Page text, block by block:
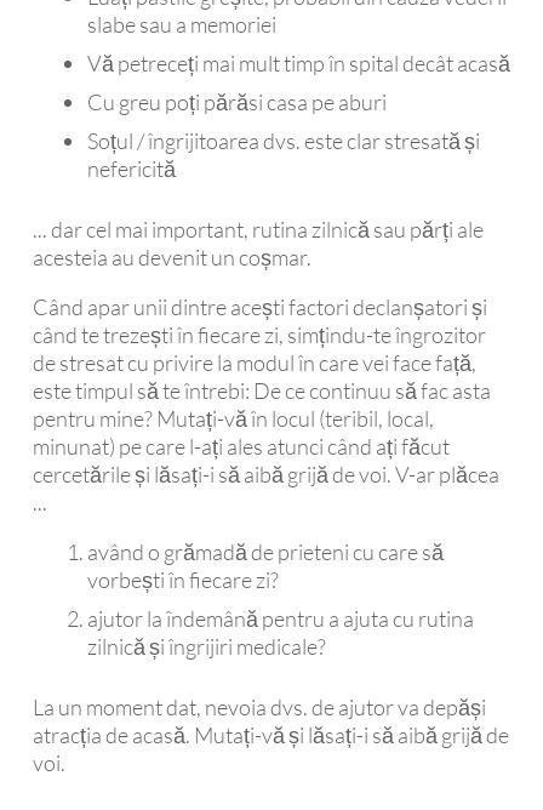
slabe sau a memoriei
Vă petreceți mai mult timp în spital decât acasă
Cu greu poți părăsi casa pe aburi
Soțul / îngrijitoarea dvs. este clar stresată și
nefericită
... dar cel mai important, rutina zilnică sau părți ale
acesteia au devenit un coșmar.
Când apar unii dintre acești factori declanșatori și
când te trezești în fiecare zi, simțindu-te îngrozitor
de stresat cu privire la modul în care vei face față,
este timpul să te întrebi: De ce continuu să fac asta
pentru mine? Mutați-vă în locul (teribil, local,
minunat) pe care l-ați ales atunci când ați făcut
cercetările și lăsați-i să aibă grijă de voi. V-ar plăcea
...
având o grămadă de prieteni cu care să
vorbești în fiecare zi?
ajutor la îndemână pentru a ajuta cu rutina
zilnică și îngrijiri medicale?
La un moment dat, nevoia dvs. de ajutor va depăși
atracția de acasă. Mutați-vă și lăsați-i să aibă grijă de
voi.